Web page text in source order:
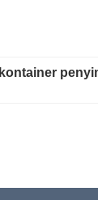
kontainer